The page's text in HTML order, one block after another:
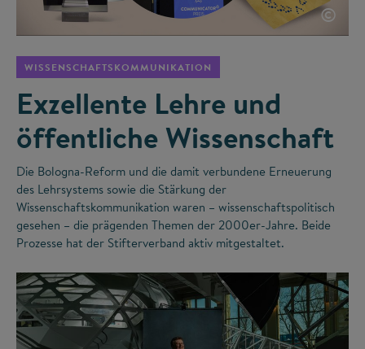
©
WISSENSCHAFTSKOMMUNIKATION
Exzellente Lehre und
öffentliche Wissenschaft
Die Bologna-Reform und die damit verbundene Erneuerung
des Lehrsystems sowie die Stärkung der
Wissenschaftskommunikation waren – wissenschaftspolitisch
gesehen – die prägenden Themen der 2000er-Jahre. Beide
Prozesse hat der Stifterverband aktiv mitgestaltet.